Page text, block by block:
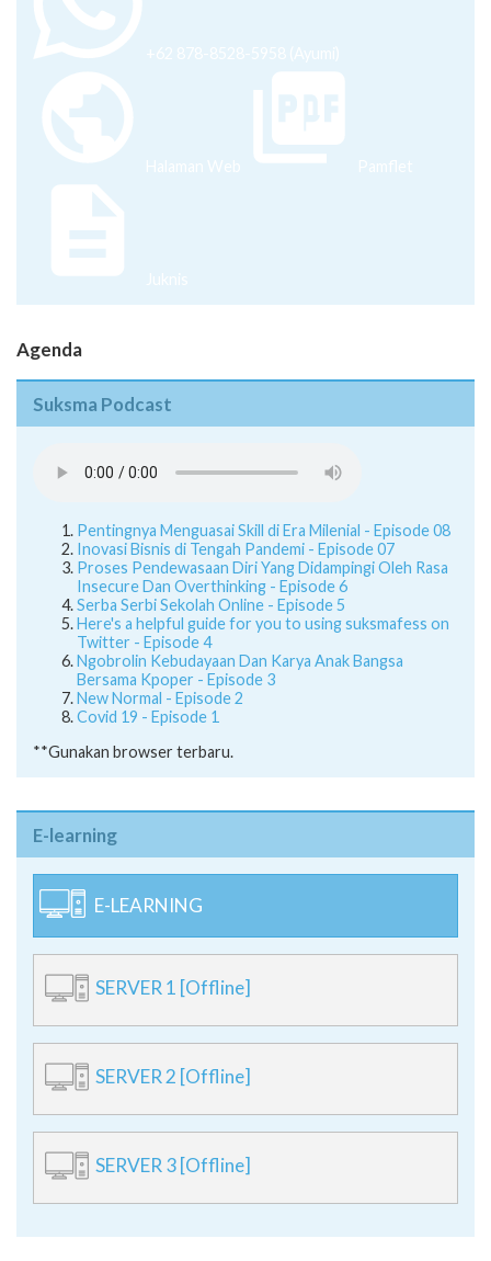
+62 878-8528-5958 (Ayumi)
Halaman Web Pamflet
Juknis
Agenda
Suksma Podcast
Pentingnya Menguasai Skill di Era Milenial - Episode 08
Inovasi Bisnis di Tengah Pandemi - Episode 07
Proses Pendewasaan Diri Yang Didampingi Oleh Rasa
Insecure Dan Overthinking - Episode 6
Serba Serbi Sekolah Online - Episode 5
Here's a helpful guide for you to using suksmafess on
Twitter - Episode 4
Ngobrolin Kebudayaan Dan Karya Anak Bangsa
Bersama Kpoper - Episode 3
New Normal - Episode 2
Covid 19 - Episode 1
**Gunakan browser terbaru.
E-learning
E-LEARNING
SERVER 1 [Offline]
SERVER 2 [Offline]
SERVER 3 [Offline]